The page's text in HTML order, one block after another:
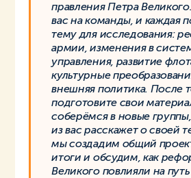
правления Петра
вас на команды, и каждая
тему для исследования:
армии, изменения в
управления, развитие
культурные
внешняя политика. После
подготовите свои
соберёмся в новые
из вас расскажет о своей
мы создадим общий
итоги и обсудим, как
Великого повлияли на